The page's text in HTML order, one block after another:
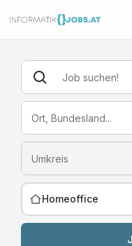
Homeoffice